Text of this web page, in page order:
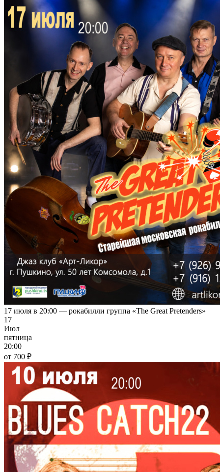
17 июля в 20:00 — рокабилли группа «The Great Pretenders»
17
Июл
пятница
20:00
от 700 ₽